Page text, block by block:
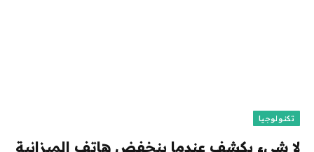
تكنولوجيا
لا شيء يكشف عندما ينخفض ​​هاتف الميزانية